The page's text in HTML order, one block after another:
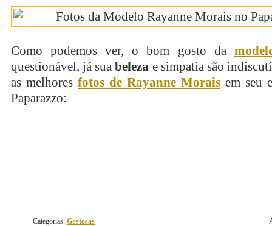
Como podemos ver, o bom gosto da
questionável, já suabeleza e simpatia são
as melhores fotos de Rayanne Morais em seu
Paparazzo:
Categorias: Gostosas